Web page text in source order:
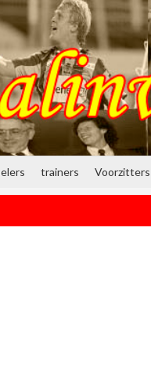
trainers Voorzitters